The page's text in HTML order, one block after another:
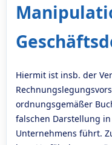
Hiermit ist insb. der
ordnungsgemäßer
falschen Darstellung
Unternehmens führt.